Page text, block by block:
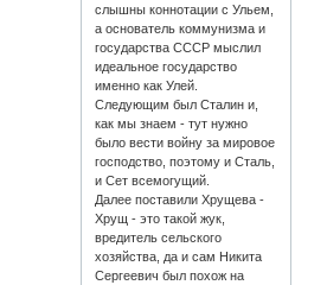
слышны коннотации с Ульем,
а основатель коммунизма и
государства СССР мыслил
идеальное государство
именно как Улей.
Следующим был Сталин и,
как мы знаем - тут нужно
было вести войну за мировое
господство, поэтому и Сталь,
и Сет всемогущий.
Далее поставили Хрущева -
Хрущ - это такой жук,
вредитель сельского
хозяйства, да и сам Никита
Сергеевич был похож на